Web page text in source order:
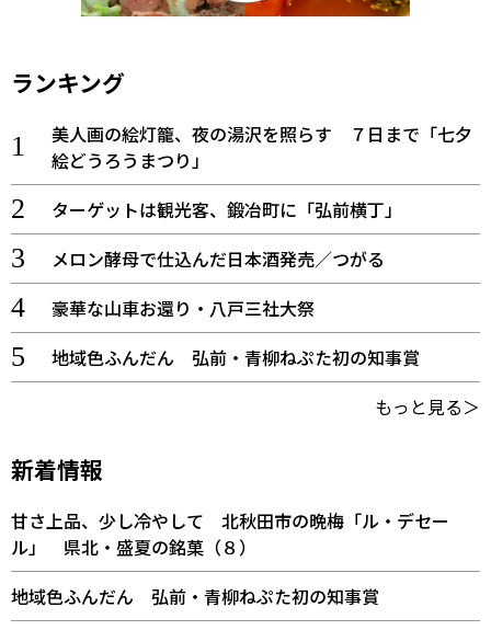
ランキング
美人画の絵灯籠、夜の湯沢を照らす ７日まで「七夕
絵どうろうまつり」
ターゲットは観光客、鍛冶町に「弘前横丁」
メロン酵母で仕込んだ日本酒発売／つがる
豪華な山車お還り・八戸三社大祭
地域色ふんだん 弘前・青柳ねぷた初の知事賞
もっと見る＞
新着情報
甘さ上品、少し冷やして 北秋田市の晩梅「ル・デセー
ル」 県北・盛夏の銘菓（８）
地域色ふんだん 弘前・青柳ねぷた初の知事賞